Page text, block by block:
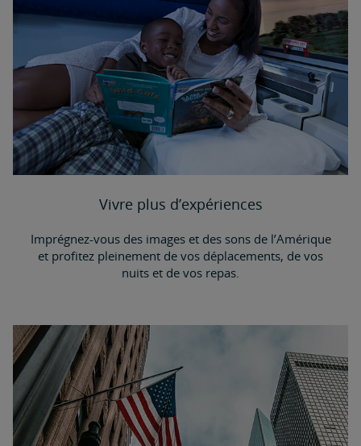
Vivre plus d’expériences
Imprégnez-vous des images et des sons de l’Amérique
et profitez pleinement de vos déplacements, de vos
nuits et de vos repas.